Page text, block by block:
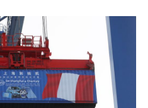
Page PagePage